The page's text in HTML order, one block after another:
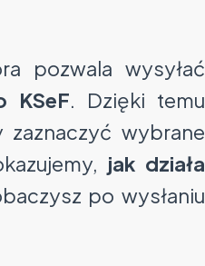
pozwala wysyłać
KSeF. Dzięki temu
wybrane
jak działa
po wysłaniu